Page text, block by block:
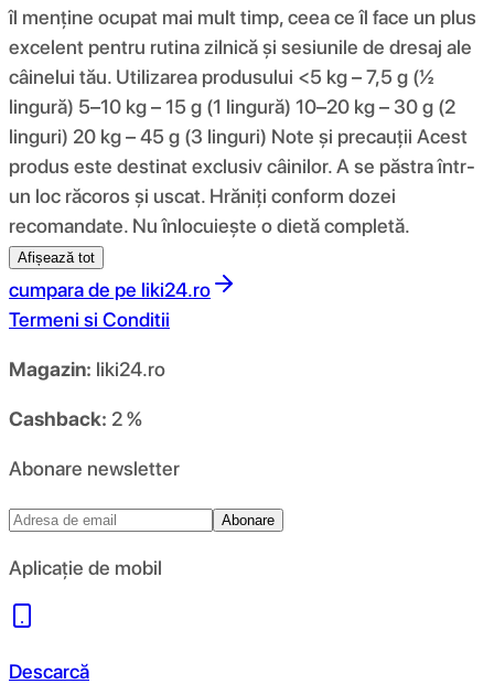
îl menține ocupat mai mult timp, ceea ce îl face un plus
excelent pentru rutina zilnică și sesiunile de dresaj ale
câinelui tău. Utilizarea produsului <5 kg – 7,5 g (½
lingură) 5–10 kg – 15 g (1 lingură) 10–20 kg – 30 g (2
linguri) 20 kg – 45 g (3 linguri) Note și precauții Acest
produs este destinat exclusiv câinilor. A se păstra într-
un loc răcoros și uscat. Hrăniți conform dozei
recomandate. Nu înlocuiește o dietă completă.
Afișează tot
cumpara de pe liki24.ro
Termeni si Conditii
Magazin: liki24.ro
Cashback: 2 %
Abonare newsletter
Abonare
Aplicație de mobil
Descarcă